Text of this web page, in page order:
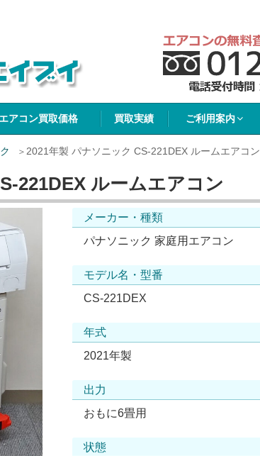
イ
エアコン買取価格 買取実績 ご利用案内
2021年製 パナソニック CS-221DEX ルームエアコン
221DEX ルームエアコン
メーカー・種類
パナソニック 家庭用エアコン
モデル名・型番
CS-221DEX
年式
2021年製
出力
おもに6畳用
状態